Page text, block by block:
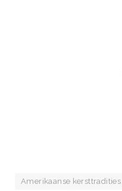
Amerikaanse kersttradities